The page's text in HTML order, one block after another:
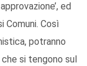
ed
Comuni. Così
potranno
si tengono sul